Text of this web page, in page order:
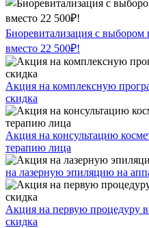
Биоревитализация с выбором
вместо 22 500₽!
Акция на комплексную
скидка
Акция на консультацию
терапию лица
на лазерную эпиляцию на
Акция на первую процедуру
скидка